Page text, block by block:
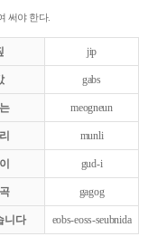
써야 한다.
jip
gabs
meogneun
munli
gud-i
gagog
니다 eobs-eoss-seubnida